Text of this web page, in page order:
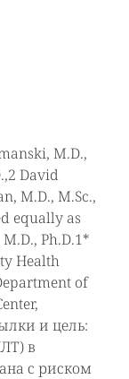
M.D.,
David
M.D., M.Sc.,
equally as
Ph.D.1*
Health
of
и цель:
в
с риском